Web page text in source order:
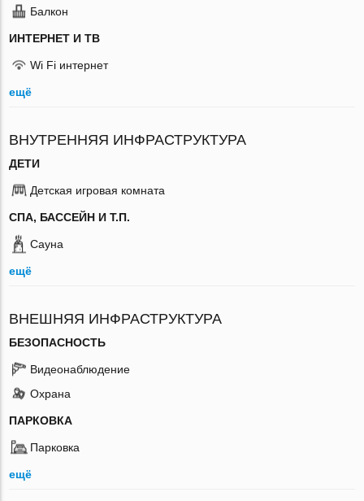
Балкон
ИНТЕРНЕТ И ТВ
Wi Fi интернет
ещё
ВНУТРЕННЯЯ ИНФРАСТРУКТУРА
ДЕТИ
Детская игровая комната
СПА, БАССЕЙН И Т.П.
Сауна
ещё
ВНЕШНЯЯ ИНФРАСТРУКТУРА
БЕЗОПАСНОСТЬ
Видеонаблюдение
Охрана
ПАРКОВКА
Парковка
ещё